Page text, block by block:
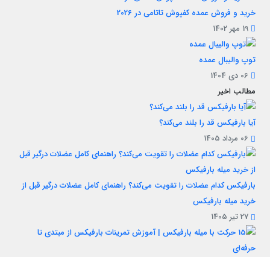
خرید و فروش عمده کفپوش تاتامی در 2026
19 مهر 1402
توپ والیبال عمده
06 دی 1404
مطالب اخیر
آیا بارفیکس قد را بلند می‌کند؟
06 مرداد 1405
بارفیکس کدام عضلات را تقویت می‌کند؟ راهنمای کامل عضلات درگیر قبل از
خرید میله بارفیکس
27 تیر 1405